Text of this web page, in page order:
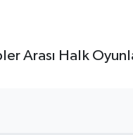
Arası Halk